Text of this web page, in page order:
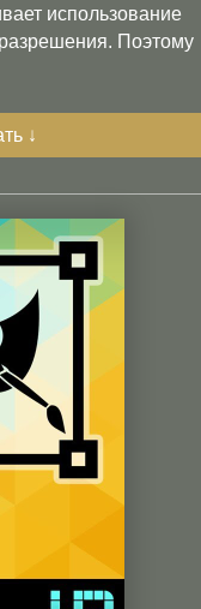
использование
Поэтому
↓